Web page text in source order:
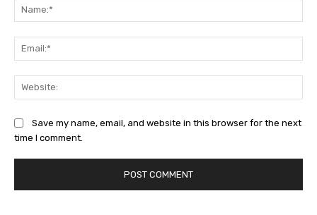
Save my name, email, and website in this browser for the next
time I comment.